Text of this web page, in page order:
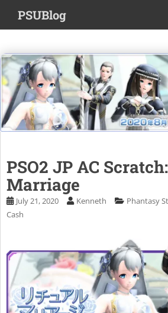
i
t
o
m
a
n
PSUBlog
PSO2 JP AC
Marriage
July 21, 2020 Kenneth Phantasy
Cash